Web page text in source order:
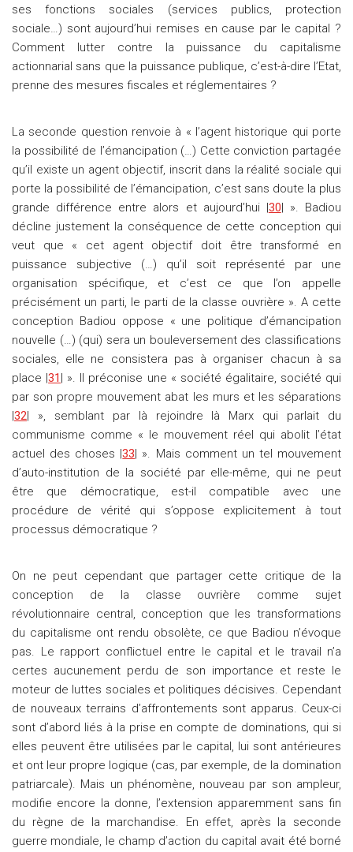
ses fonctions sociales (services publics, protection
sociale…) sont aujourd’hui remises en cause par le capital ?
Comment lutter contre la puissance du capitalisme
actionnarial sans que la puissance publique, c’est-à-dire l’Etat,
prenne des mesures fiscales et réglementaires ?
La seconde question renvoie à « l’agent historique qui porte
la possibilité de l’émancipation (…) Cette conviction partagée
qu’il existe un agent objectif, inscrit dans la réalité sociale qui
porte la possibilité de l’émancipation, c’est sans doute la plus
grande différence entre alors et aujourd’hui |30| ». Badiou
décline justement la conséquence de cette conception qui
veut que « cet agent objectif doit être transformé en
puissance subjective (…) qu’il soit représenté par une
organisation spécifique, et c’est ce que l’on appelle
précisément un parti, le parti de la classe ouvrière ». A cette
conception Badiou oppose « une politique d’émancipation
nouvelle (…) (qui) sera un bouleversement des classifications
sociales, elle ne consistera pas à organiser chacun à sa
place |31 | ». Il préconise une « société égalitaire, société qui
par son propre mouvement abat les murs et les séparations
|32| », semblant par là rejoindre là Marx qui parlait du
communisme comme « le mouvement réel qui abolit l’état
actuel des choses |33| ». Mais comment un tel mouvement
d’auto-institution de la société par elle-même, qui ne peut
être que démocratique, est-il compatible avec une
procédure de vérité qui s’oppose explicitement à tout
processus démocratique ?
On ne peut cependant que partager cette critique de la
conception de la classe ouvrière comme sujet
révolutionnaire central, conception que les transformations
du capitalisme ont rendu obsolète, ce que Badiou n’évoque
pas. Le rapport conflictuel entre le capital et le travail n’a
certes aucunement perdu de son importance et reste le
moteur de luttes sociales et politiques décisives. Cependant
de nouveaux terrains d’affrontements sont apparus. Ceux-ci
sont d’abord liés à la prise en compte de dominations, qui si
elles peuvent être utilisées par le capital, lui sont antérieures
et ont leur propre logique (cas, par exemple, de la domination
patriarcale). Mais un phénomène, nouveau par son ampleur,
modifie encore la donne, l’extension apparemment sans fin
du règne de la marchandise. En effet, après la seconde
guerre mondiale, le champ d’action du capital avait été borné